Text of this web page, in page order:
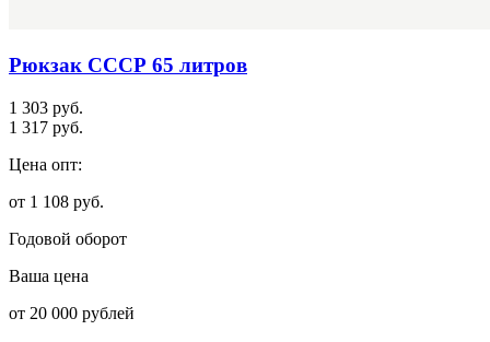
Рюкзак СССР 65 литров
1 303 руб.
1 317 руб.
Цена опт:
от 1 108 руб.
Годовой оборот
Ваша цена
от 20 000 рублей